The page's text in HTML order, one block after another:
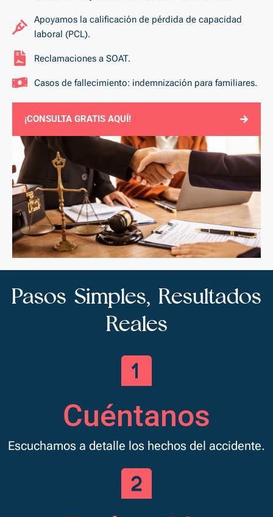
Apoyamos la calificación de pérdida de capacidad
laboral (PCL).
Reclamaciones a SOAT.
Casos de fallecimiento: indemnización para familiares.
¡CONSULTA GRATIS AQUÍ!
Pasos Simples, Resultados
Reales
Cuéntanos
Escuchamos a detalle los hechos del accidente.